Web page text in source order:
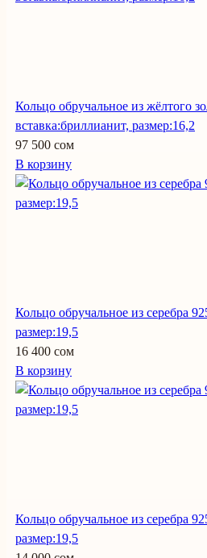
Кольцо обручальное из жёлтого
вставка:бриллианит, размер:16,2
97 500 сом
В корзину
Кольцо обручальное из серебра
размер:19,5
16 400 сом
В корзину
Кольцо обручальное из серебра
размер:19,5